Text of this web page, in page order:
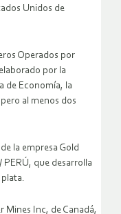
Unidos de
Operados por
por la
de Economía, la
al menos dos
la empresa Gold
que desarrolla
Mines Inc, de Canadá,